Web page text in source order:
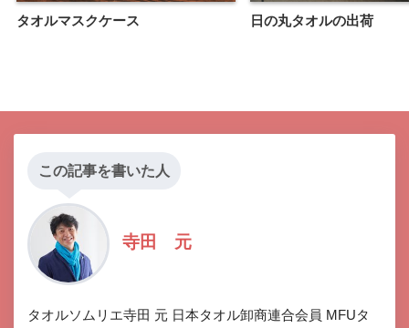
タオルマスクケース 日の丸タオルの出荷
この記事を書いた人
寺田 元
タオルソムリエ寺田 元 日本タオル卸商連合会員 MFUタ